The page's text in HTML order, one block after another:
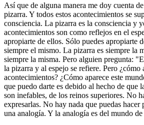
Así que de alguna manera me doy cuenta
pizarra. Y todos estos acontecimientos se
consciencia. La pizarra es la consciencia y
acontecimientos son como reflejos en el
apropiarte de ellos. Sólo puedes apropiarte
siempre el mismo. La pizarra es siempre la
siempre la misma. Pero alguien pregunta:
la pizarra y al espejo se refiere. Pero ¿cómo
acontecimientos? ¿Cómo aparece este
que puedo darte es debido al hecho de que
son inefables, de los reinos superiores. No
expresarlas. No hay nada que puedas
una analogía. Y la analogía es del mundo de